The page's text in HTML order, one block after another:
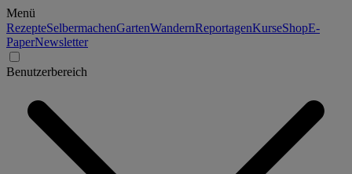
Menü
RezepteSelbermachenGartenWandernReportagenKurseShopE-
PaperNewsletter
Benutzerbereich